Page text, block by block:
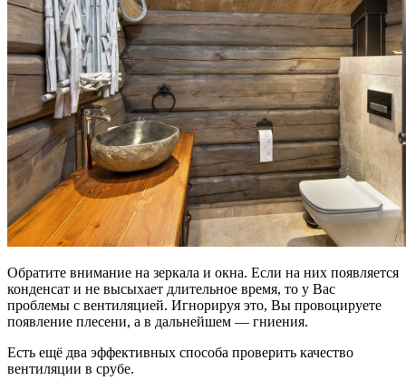
Обратите внимание на зеркала и окна. Если на них появляется
конденсат и не высыхает длительное время, то у Вас
проблемы с вентиляцией. Игнорируя это, Вы провоцируете
появление плесени, а в дальнейшем — гниения.
Есть ещё два эффективных способа проверить качество
вентиляции в срубе.